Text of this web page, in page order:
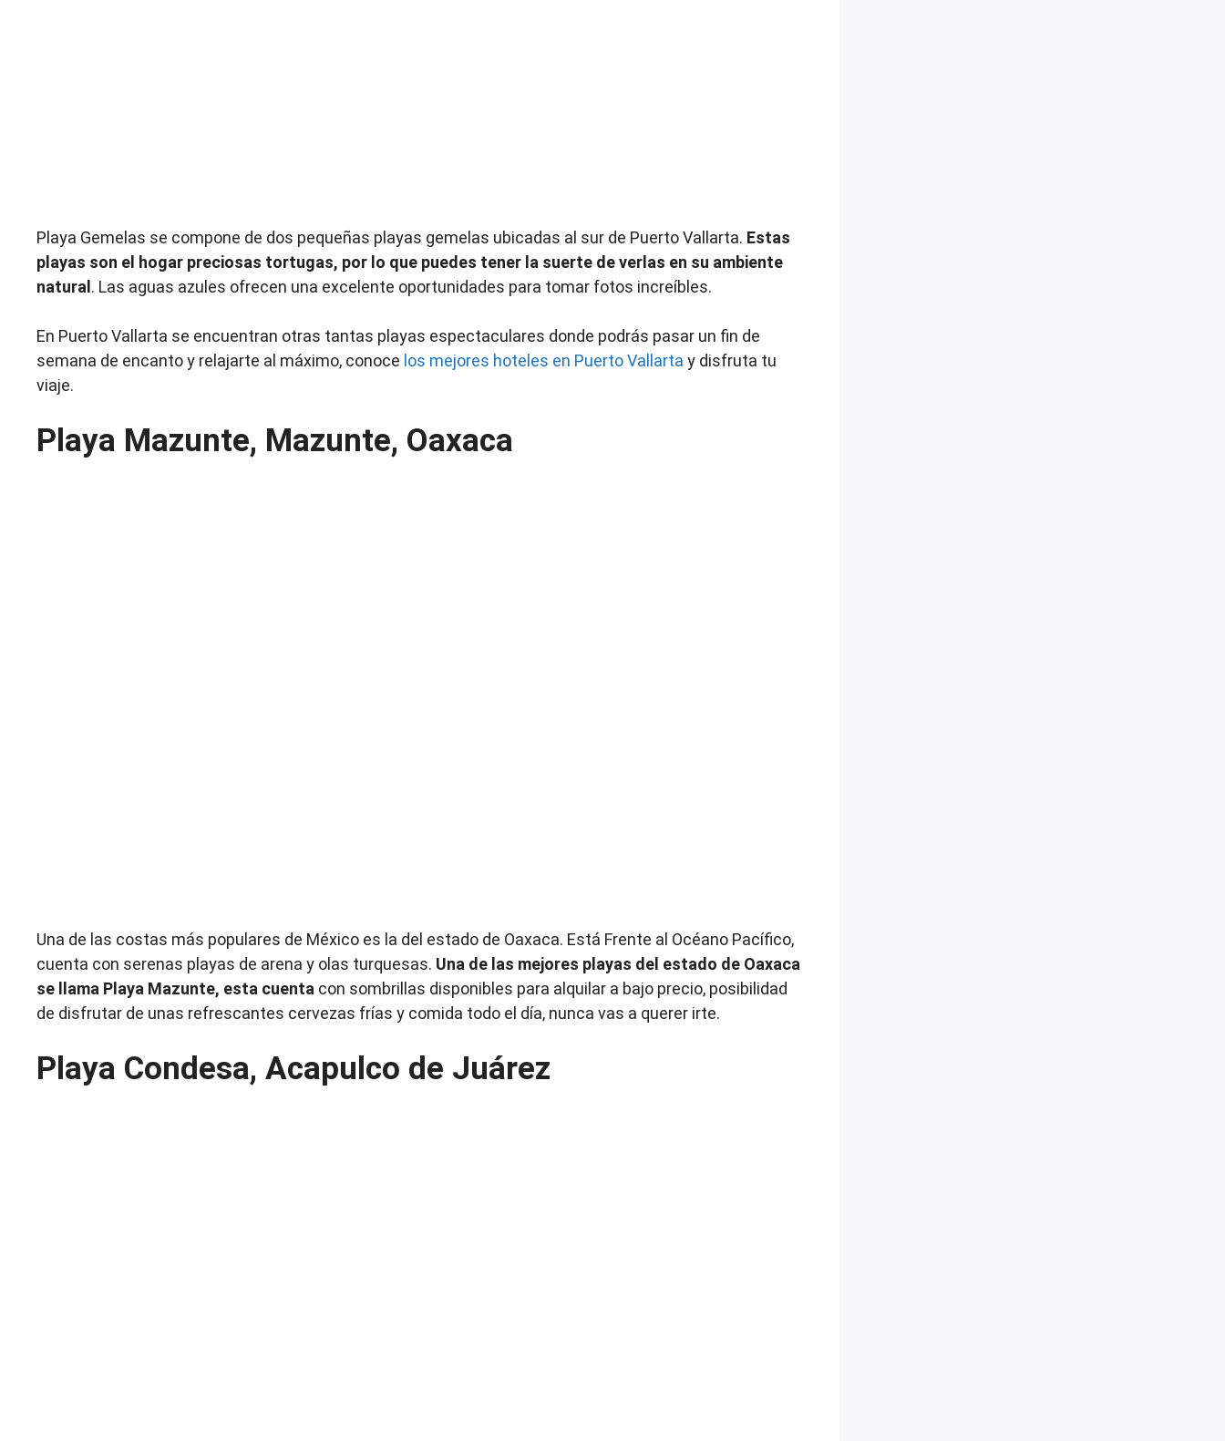
Playa Gemelas se compone de dos pequeñas playas gemelas ubicadas al sur de Puerto Vallarta. Estas
playas son el hogar preciosas tortugas, por lo que puedes tener la suerte de verlas en su ambiente
natural . Las aguas azules ofrecen una excelente oportunidades para tomar fotos increíbles.
En Puerto Vallarta se encuentran otras tantas playas espectaculares donde podrás pasar un fin de
semana de encanto y relajarte al máximo, conoce los mejores hoteles en Puerto Vallarta y disfruta tu
viaje.
Playa Mazunte, Mazunte, Oaxaca
Una de las costas más populares de México es la del estado de Oaxaca. Está Frente al Océano Pacífico,
cuenta con serenas playas de arena y olas turquesas. Una de las mejores playas del estado de Oaxaca
se llama Playa Mazunte, esta cuenta con sombrillas disponibles para alquilar a bajo precio, posibilidad
de disfrutar de unas refrescantes cervezas frías y comida todo el día, nunca vas a querer irte.
Playa Condesa, Acapulco de Juárez